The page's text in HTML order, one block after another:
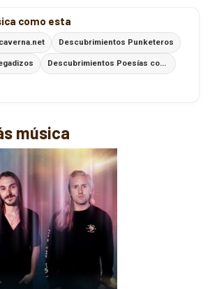
como esta
Descubrimientos Punketeros
Descubrimientos Poesías con Ritmo
música